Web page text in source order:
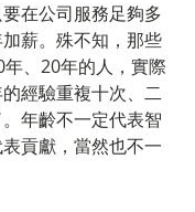
在公司服務足夠多
薪。殊不知，那些
、20年的人，實際
經驗重複十次、二
年齡不一定代表智
貢獻，當然也不一